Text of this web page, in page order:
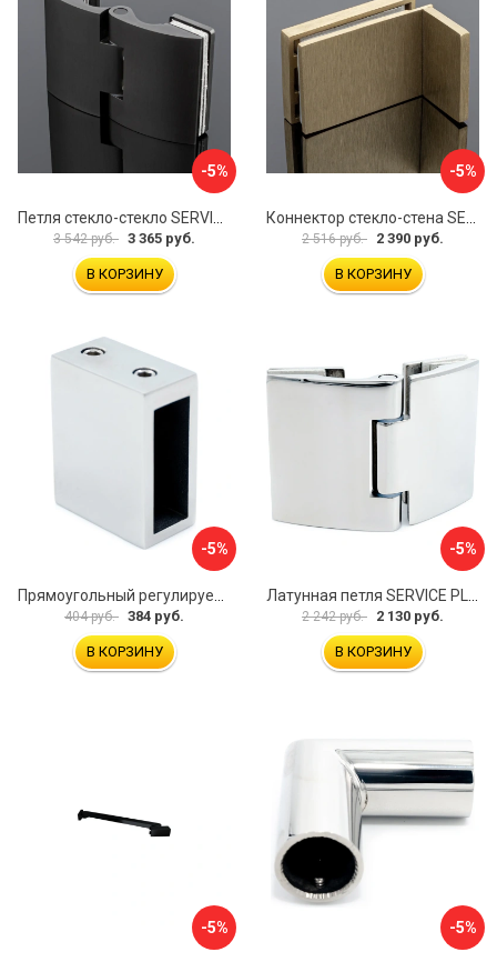
-5%
3 542 руб. 3 365 руб.
В КОРЗИНУ
-5%
2 516 руб. 2 390 руб.
В КОРЗИНУ
-5%
Прямоугольный регулируемый коннектор трек-стена SERVICE PLUS CK-106D30-PC
404 руб. 384 руб.
В КОРЗИНУ
-5%
Латунная петля SERVICE PLUS CL-905-PC
2 242 руб. 2 130 руб.
В КОРЗИНУ
-5% -5%